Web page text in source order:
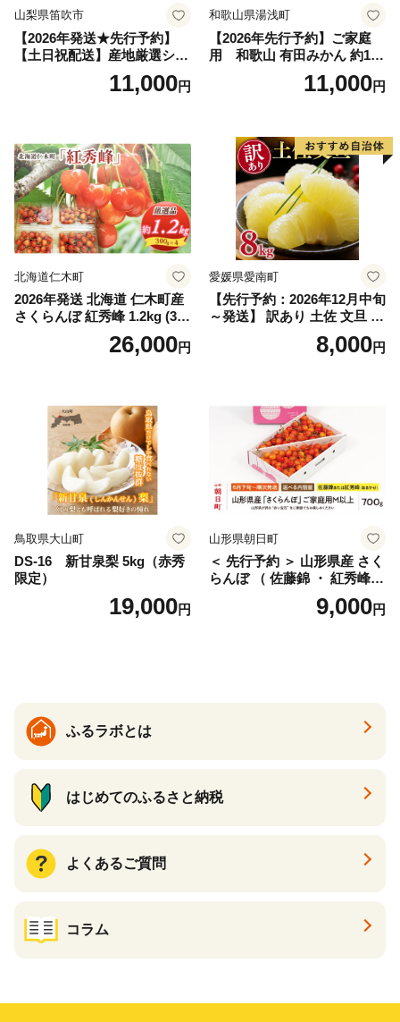
山梨県笛吹市
【2026年発送★先行予約】
【土日祝配送】産地厳選シャ
インマスカット1.2kg～1.3kg
（2房～3房）※沖縄・離島配
笛吹市 山梨県 フルーツ 果物
ぶどう 葡萄 大粒 シャインマ
スカット おすすめ シャイン
マスカット 贈答 ギフト 産地
笛吹市 シャインマスカット
笛吹 葡萄 国産 ぶどう 人気
国産 1.2kg 先行｜
11,000円
和歌山県湯浅町
【2026年先行予約】ご家庭
用 和歌山 有田みかん 約10k
g (2L、3Lサイズ)【湯浅町】
11,000円
北海道仁木町
2026年発送 北海道 仁木町産
さくらんぼ 紅秀峰 1.2kg (300
g×4パック) Lサイズ以上 旬
桜桃 産地直送 サクランボ チ
26,000円
愛媛県愛南町
【先行予約：2026年12月中旬
～発送】 訳あり 土佐 文旦 8k
g (Mサイズ以上サイズミック
ス) 8000円 わけあり ぶんた
産 農家直送 期間限定 特産品
サイズミックス くらもとフ
ァーム 愛南町 愛媛県
8,000円
鳥取県大山町
DS-16 新甘泉梨 5kg（赤秀
限定）
19,000円
山形県朝日町
＜ 先行予約 ＞ 山形県産 さく
らんぼ （ 佐藤錦 ・ 紅秀峰
） ご家庭用 M以上 700g 【20
26年6月下旬から7月上旬発
9,000円
ふるラボとは
はじめてのふるさと納税
よくあるご質問
コラム